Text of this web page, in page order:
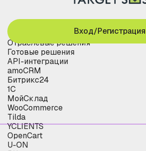
Отраслевые решения
Готовые решения
API-интеграции
amoCRM
Битрикс24
1С
МойСклад
WooCommerce
Tilda
YCLIENTS
OpenCart
U-ON
Вход/Регистрация